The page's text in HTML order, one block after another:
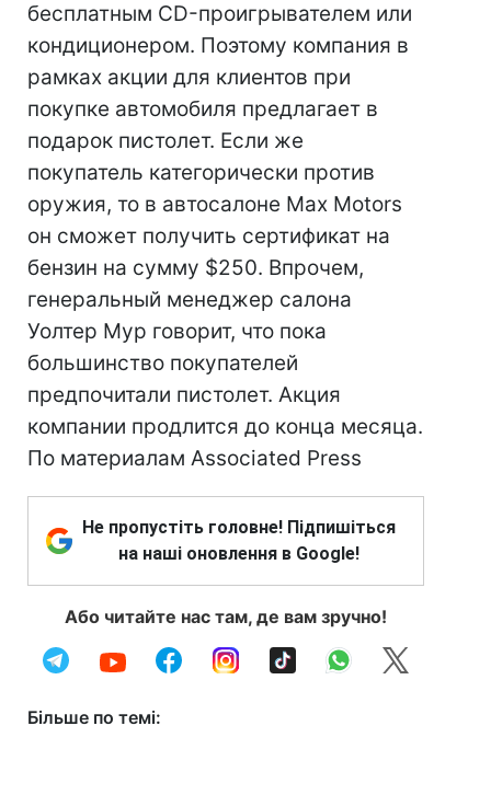
бесплатным CD-проигрывателем или
кондиционером. Поэтому компания в
рамках акции для клиентов при
покупке автомобиля предлагает в
подарок пистолет. Если же
покупатель категорически против
оружия, то в автосалоне Max Motors
он сможет получить сертификат на
бензин на сумму $250. Впрочем,
генеральный менеджер салона
Уолтер Мур говорит, что пока
большинство покупателей
предпочитали пистолет. Акция
компании продлится до конца месяца.
По материалам Associated Press
Не пропустіть головне! Підпишіться
на наші оновлення в Google!
Або читайте нас там, де вам зручно!
Більше по темі: